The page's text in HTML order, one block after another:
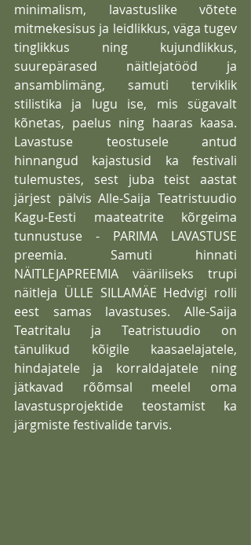
minimalism, lavastuslike võtete
mitmekesisus ja leidlikkus, väga tugev
tinglikkus ning kujundlikkus,
suurepärased näitlejatööd ja
ansamblimäng, samuti terviklik
stilistika ja lugu ise, mis sügavalt
kõnetas, paelus ning haaras kaasa.
Lavastuse teostusele antud
hinnangud kajastusid ka festivali
tulemustes, sest juba teist aastat
järjest pälvis Alle-Saija Teatristuudio
Kagu-Eesti maateatrite kõrgeima
tunnustuse - PARIMA LAVASTUSE
preemia. Samuti hinnati
NÄITLEJAPREEMIA vääriliseks trupi
näitleja ÜLLE SILLAMÄE Hedvigi rolli
eest samas lavastuses. Alle-Saija
Teatritalu ja Teatristuudio on
tänulikud kõigile kaasaelajatele,
hindajatele ja korraldajatele ning
jätkavad rõõmsal meelel oma
lavastusprojektide teostamist ka
järgmiste festivalide tarvis.